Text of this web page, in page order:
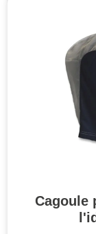
Cagoule